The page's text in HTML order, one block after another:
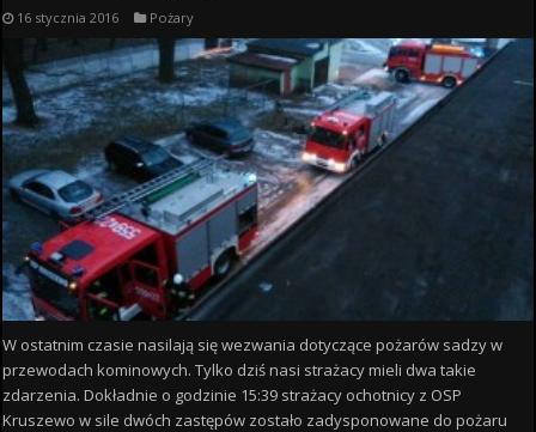
16 stycznia 2016 Pożary
W ostatnim czasie nasilają się wezwania dotyczące pożarów sadzy w
przewodach kominowych. Tylko dziś nasi strażacy mieli dwa takie
zdarzenia. Dokładnie o godzinie 15:39 strażacy ochotnicy z OSP
Kruszewo w sile dwóch zastępów zostało zadysponowane do pożaru